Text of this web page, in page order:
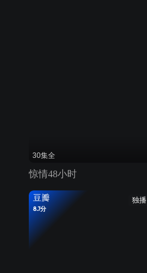
30集全
惊情48小时
独播
豆瓣
8.7分